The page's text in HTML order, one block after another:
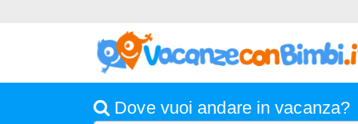
Dove vuoi andare in vacanza?